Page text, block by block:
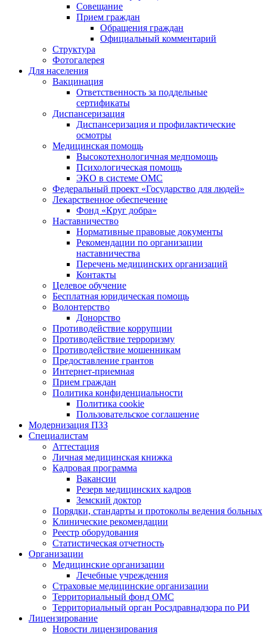
Совещание
Прием граждан
Обращения граждан
Официальный комментарий
Структура
Фотогалерея
Для населения
Вакцинация
Ответственность за поддельные
сертификаты
Диспансеризация
Диспансеризация и профилактические
осмотры
Медицинская помощь
Высокотехнологичная медпомощь
Психологическая помощь
ЭКО в системе ОМС
Федеральный проект «Государство для людей»
Лекарственное обеспечение
Фонд «Круг добра»
Наставничество
Нормативные правовые документы
Рекомендации по организации
наставничества
Перечень медицинских организаций
Контакты
Целевое обучение
Бесплатная юридическая помощь
Волонтерство
Донорство
Противодействие коррупции
Противодействие терроризму
Противодействие мошенникам
Предоставление грантов
Интернет-приемная
Прием граждан
Политика конфиденциальности
Политика cookie
Пользовательское соглашение
Модернизация ПЗЗ
Специалистам
Аттестация
Личная медицинская книжка
Кадровая программа
Вакансии
Резерв медицинских кадров
Земский доктор
Порядки, стандарты и протоколы ведения больных
Клинические рекомендации
Реестр оборудования
Статистическая отчетность
Организации
Медицинские организации
Лечебные учреждения
Страховые медицинские организации
Территориальный фонд ОМС
Территориальный орган Росздравнадзора по РИ
Лицензирование
Новости лицензирования